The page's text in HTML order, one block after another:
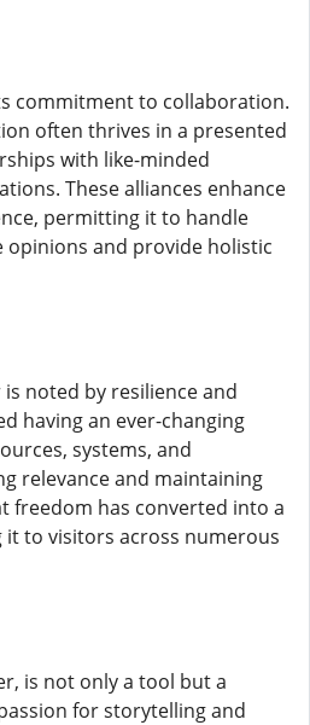
commitment to collaboration.
often thrives in a presented
with like-minded
These alliances enhance
permitting it to handle
and provide holistic
noted by resilience and
having an ever-changing
systems, and
relevance and maintaining
freedom has converted into a
to visitors across numerous
is not only a tool but a
for storytelling and